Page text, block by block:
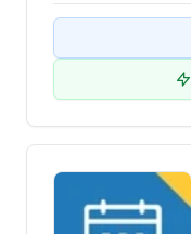
します。